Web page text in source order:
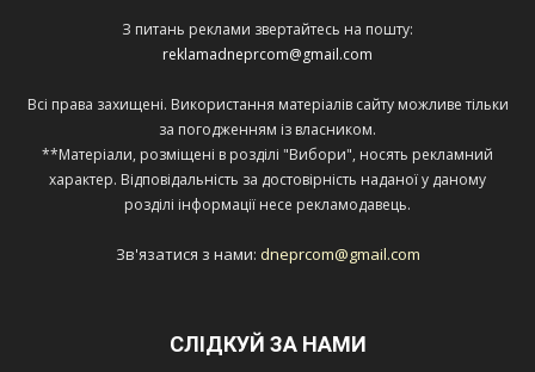
З питань реклами звертайтесь на пошту:
reklamadneprcom@gmail.com
Всі права захищені. Використання матеріалів сайту можливе тільки
за погодженням із власником.
**Матеріали, розміщені в розділі "Вибори", носять рекламний
характер. Відповідальність за достовірність наданої у даному
розділі інформації несе рекламодавець.
Зв'язатися з нами: dneprcom@gmail.com
СЛІДКУЙ ЗА НАМИ